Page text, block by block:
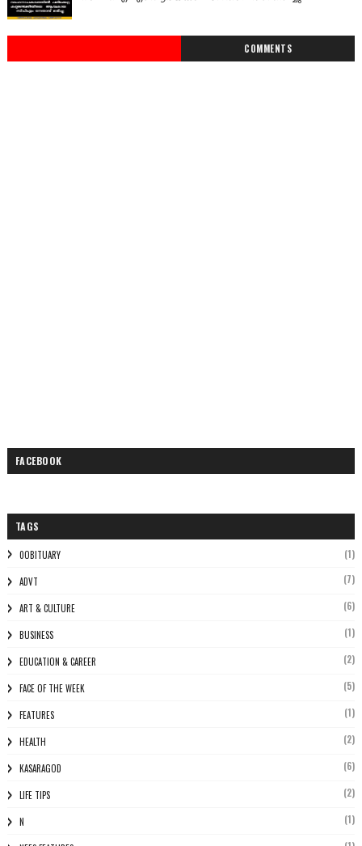
COMMENTS
FACEBOOK
TAGS
0OBITUARY (1)
ADVT (7)
ART & CULTURE (6)
BUSINESS (1)
EDUCATION & CAREER (2)
FACE OF THE WEEK (5)
FEATURES (1)
HEALTH (2)
KASARAGOD (6)
LIFE TIPS (2)
N (1)